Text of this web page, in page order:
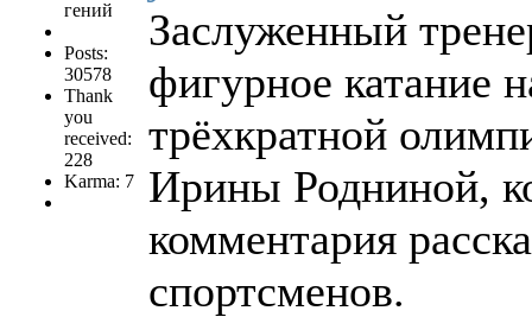
гений
Posts:
30578
Thank
you
received:
228
Karma: 7
Заслуженный
фигурное катание
трёхкратной
Ирины Родниной,
комментария
спортсменов.